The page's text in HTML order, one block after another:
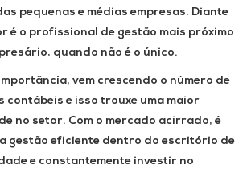
pequenas e médias empresas. Diante
é o profissional de gestão mais próximo
quando não é o único.
vem crescendo o número de
contábeis e isso trouxe uma maior
no setor. Com o mercado acirrado, é
gestão eficiente dentro do escritório de
e constantemente investir no